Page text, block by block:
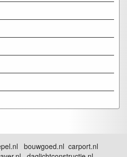
bouwgoed.nl carport.nl